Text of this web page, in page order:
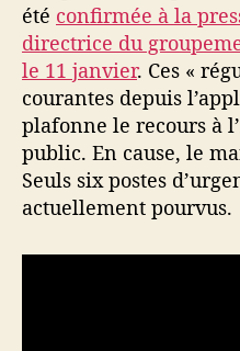
été confirmée à la
directrice du
le 11 janvier. Ces «
courantes depuis
plafonne le recours à
public. En cause, le
Seuls six postes
actuellement pourvus.